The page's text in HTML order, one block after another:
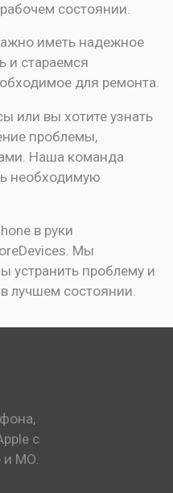
состоянии.
иметь надежное
и стараемся
для ремонта.
или вы хотите узнать
проблемы,
Наша команда
необходимую
в руки
Мы
устранить проблему и
лучшем состоянии.
с
и МО.